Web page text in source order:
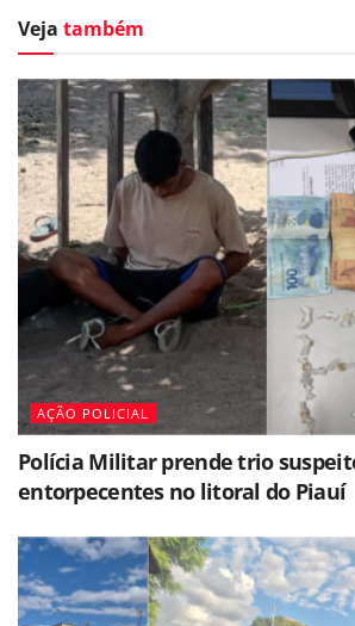
Veja também
AÇÃO POLICIAL
Polícia Militar prende trio
entorpecentes no litoral do Piauí